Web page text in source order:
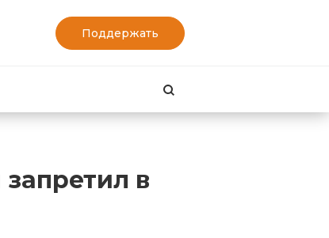
Поддержать
Найти
в